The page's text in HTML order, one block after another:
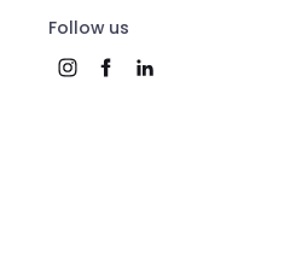
Follow us